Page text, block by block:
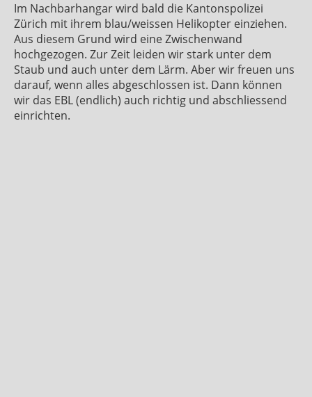
Im Nachbarhangar wird bald die Kantonspolizei
Zürich mit ihrem blau/weissen Helikopter einziehen.
Aus diesem Grund wird eine Zwischenwand
hochgezogen. Zur Zeit leiden wir stark unter dem
Staub und auch unter dem Lärm. Aber wir freuen uns
darauf, wenn alles abgeschlossen ist. Dann können
wir das EBL (endlich) auch richtig und abschliessend
einrichten.